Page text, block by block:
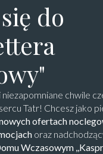
do
i niezapomniane chwile
Tatr! Chcesz jako
ofertach
oraz
Wczasowym